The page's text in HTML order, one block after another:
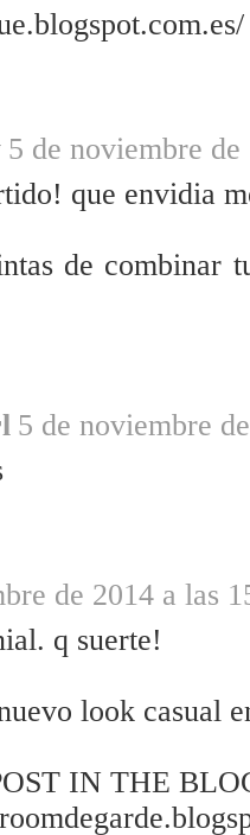
5 de noviembre
que envidia
de combinar
5 de noviembre
de 2014 a las
q suerte!
look casual
IN THE